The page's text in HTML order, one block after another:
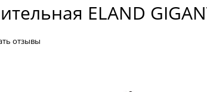
ELAND
отзывы